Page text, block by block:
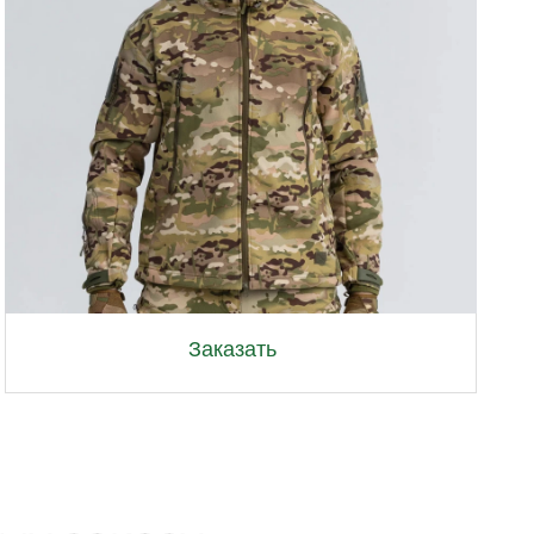
Заказать